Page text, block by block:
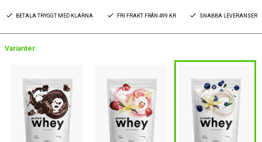
BETALA TRYGGT MED KLARNA FRI FRAKT FRÅN 499 KR SNABBA LEVERANSER
Varianter